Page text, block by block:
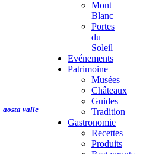
aosta valle
Mont
Blanc
Portes
du
Soleil
Evénements
Patrimoine
Musées
Châteaux
Guides
Tradition
Gastronomie
Recettes
Produits